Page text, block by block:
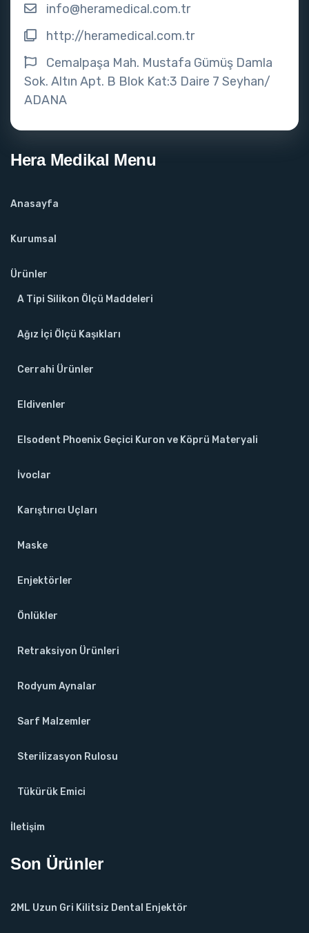
info@heramedical.com.tr
http://heramedical.com.tr
Cemalpaşa Mah. Mustafa Gümüş Damla
Sok. Altın Apt. B Blok Kat:3 Daire 7 Seyhan/
ADANA
Hera Medikal Menu
Anasayfa
Kurumsal
Ürünler
A Tipi Silikon Ölçü Maddeleri
Ağız İçi Ölçü Kaşıkları
Cerrahi Ürünler
Eldivenler
Elsodent Phoenix Geçici Kuron ve Köprü Materyali
İvoclar
Karıştırıcı Uçları
Maske
Enjektörler
Önlükler
Retraksiyon Ürünleri
Rodyum Aynalar
Sarf Malzemler
Sterilizasyon Rulosu
Tükürük Emici
İletişim
Son Ürünler
2ML Uzun Gri Kilitsiz Dental Enjektör